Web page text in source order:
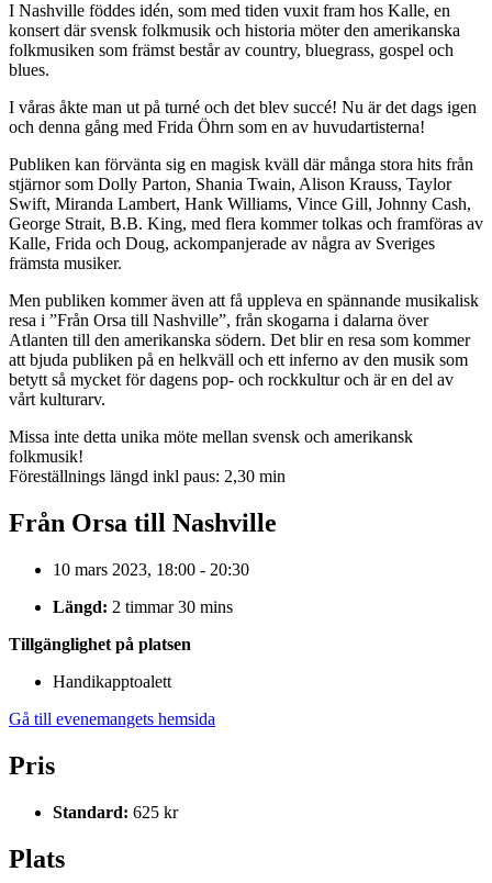
I Nashville föddes idén, som med tiden vuxit fram hos Kalle, en
konsert där svensk folkmusik och historia möter den amerikanska
folkmusiken som främst består av country, bluegrass, gospel och
blues.
I våras åkte man ut på turné och det blev succé! Nu är det dags igen
och denna gång med Frida Öhrn som en av huvudartisterna!
Publiken kan förvänta sig en magisk kväll där många stora hits från
stjärnor som Dolly Parton, Shania Twain, Alison Krauss, Taylor
Swift, Miranda Lambert, Hank Williams, Vince Gill, Johnny Cash,
George Strait, B.B. King, med flera kommer tolkas och framföras av
Kalle, Frida och Doug, ackompanjerade av några av Sveriges
främsta musiker.
Men publiken kommer även att få uppleva en spännande musikalisk
resa i ”Från Orsa till Nashville”, från skogarna i dalarna över
Atlanten till den amerikanska södern. Det blir en resa som kommer
att bjuda publiken på en helkväll och ett inferno av den musik som
betytt så mycket för dagens pop- och rockkultur och är en del av
vårt kulturarv.
Missa inte detta unika möte mellan svensk och amerikansk
folkmusik!
Föreställnings längd inkl paus: 2,30 min
Från Orsa till Nashville
10 mars 2023, 18:00 - 20:30
Längd: 2 timmar 30 mins
Tillgänglighet på platsen
Handikapptoalett
Gå till evenemangets hemsida
Pris
Standard: 625 kr
Plats